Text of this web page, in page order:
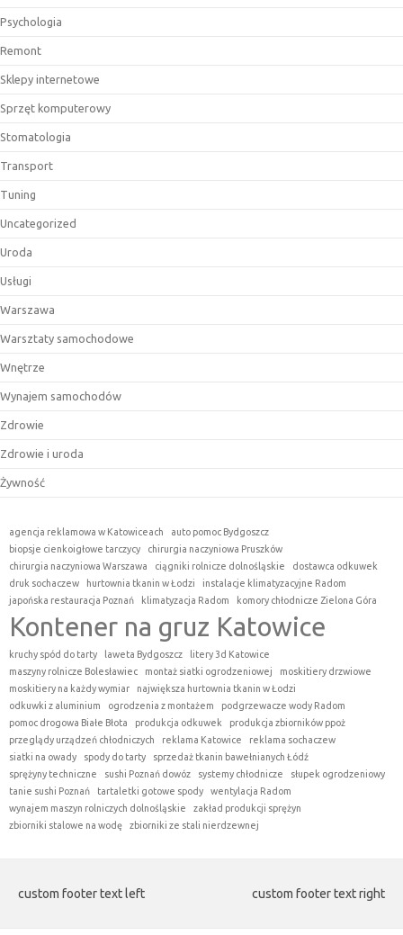
Psychologia
Remont
Sklepy internetowe
Sprzęt komputerowy
Stomatologia
Transport
Tuning
Uncategorized
Uroda
Usługi
Warszawa
Warsztaty samochodowe
Wnętrze
Wynajem samochodów
Zdrowie
Zdrowie i uroda
Żywność
agencja reklamowa w Katowiceach
auto pomoc Bydgoszcz
biopsje cienkoigłowe tarczycy
chirurgia naczyniowa Pruszków
chirurgia naczyniowa Warszawa
ciągniki rolnicze dolnośląskie
dostawca odkuwek
druk sochaczew
hurtownia tkanin w Łodzi
instalacje klimatyzacyjne Radom
japońska restauracja Poznań
klimatyzacja Radom komory chłodnicze Zielona Góra
Kontener na gruz Katowice
kruchy spód do tarty laweta Bydgoszcz
litery 3d Katowice
maszyny rolnicze Bolesławiec
montaż siatki ogrodzeniowej
moskitiery drzwiowe
moskitiery na każdy wymiar
największa hurtownia tkanin w Łodzi
odkuwki z aluminium
ogrodzenia z montażem
podgrzewacze wody Radom
pomoc drogowa Białe Błota
produkcja odkuwek
produkcja zbiorników ppoż
przeglądy urządzeń chłodniczych
reklama Katowice
reklama sochaczew
siatki na owady
spody do tarty
sprzedaż tkanin bawełnianych Łódź
sprężyny techniczne
sushi Poznań dowóz systemy chłodnicze
słupek ogrodzeniowy
tanie sushi Poznań
tartaletki gotowe spody
wentylacja Radom
wynajem maszyn rolniczych dolnośląskie
zakład produkcji sprężyn
zbiorniki stalowe na wodę
zbiorniki ze stali nierdzewnej
custom footer text left custom footer text right